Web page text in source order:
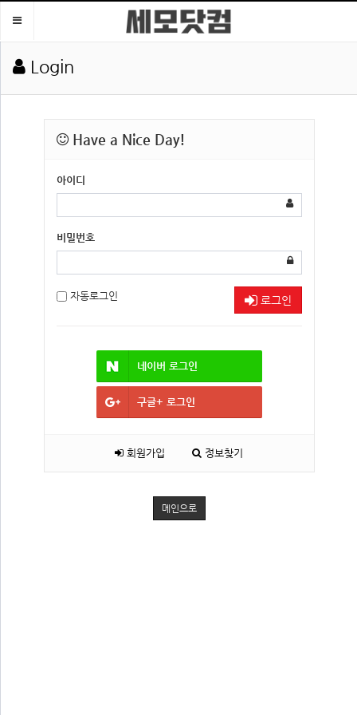
Toggle
Login
Have a Nice Day!
아이디
비밀번호
자동로그인 로그인
네이버 로그인
구글+ 로그인
회원가입 정보찾기
메인으로